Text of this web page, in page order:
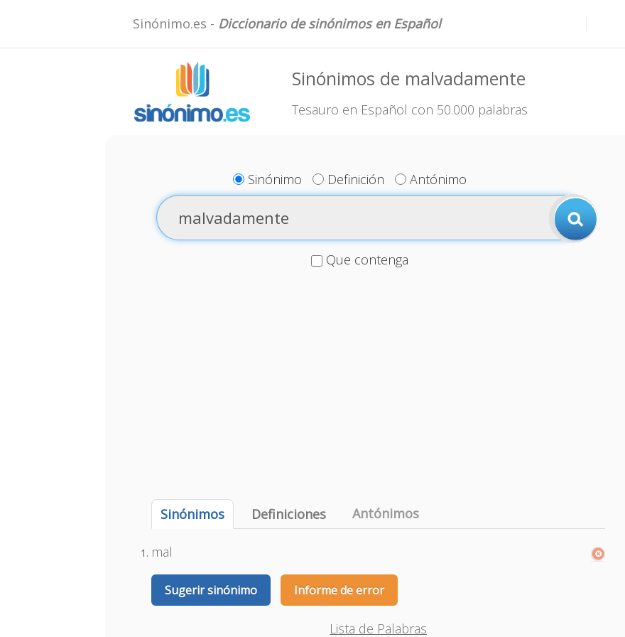
Sinónimo.es - Diccionario de sinónimos en Español
Sinónimos de malvadamente
Tesauro en Español con 50.000 palabras
Sinónimo Definición Antónimo
Que contenga
Sinónimos Definiciones Antónimos
mal
Sugerir sinónimo Informe de error
Lista de Palabras